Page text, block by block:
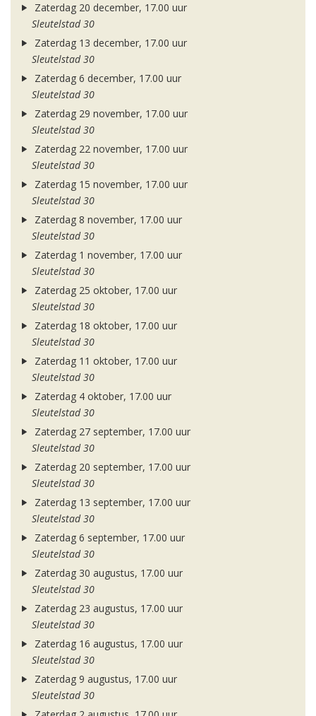
Zaterdag 20 december, 17.00 uur
Sleutelstad 30
Zaterdag 13 december, 17.00 uur
Sleutelstad 30
Zaterdag 6 december, 17.00 uur
Sleutelstad 30
Zaterdag 29 november, 17.00 uur
Sleutelstad 30
Zaterdag 22 november, 17.00 uur
Sleutelstad 30
Zaterdag 15 november, 17.00 uur
Sleutelstad 30
Zaterdag 8 november, 17.00 uur
Sleutelstad 30
Zaterdag 1 november, 17.00 uur
Sleutelstad 30
Zaterdag 25 oktober, 17.00 uur
Sleutelstad 30
Zaterdag 18 oktober, 17.00 uur
Sleutelstad 30
Zaterdag 11 oktober, 17.00 uur
Sleutelstad 30
Zaterdag 4 oktober, 17.00 uur
Sleutelstad 30
Zaterdag 27 september, 17.00 uur
Sleutelstad 30
Zaterdag 20 september, 17.00 uur
Sleutelstad 30
Zaterdag 13 september, 17.00 uur
Sleutelstad 30
Zaterdag 6 september, 17.00 uur
Sleutelstad 30
Zaterdag 30 augustus, 17.00 uur
Sleutelstad 30
Zaterdag 23 augustus, 17.00 uur
Sleutelstad 30
Zaterdag 16 augustus, 17.00 uur
Sleutelstad 30
Zaterdag 9 augustus, 17.00 uur
Sleutelstad 30